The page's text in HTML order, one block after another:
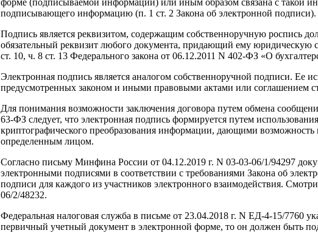
форме (подписываемой информации) или иным образом связана с такой
подписывающего информацию (п. 1 ст. 2 Закона об электронной подписи).
Подпись является реквизитом, содержащим собственноручную роспись
обязательный реквизит любого документа, придающий ему
ст. 10, ч. 8 ст. 13 Федерального закона от 06.12.2011 N 402-ФЗ «О
Электронная подпись является аналогом собственноручной подписи. Ее
предусмотренных законом и иными правовыми актами или соглашением
Для понимания возможности заключения договора путем обмена
63-ФЗ следует, что электронная подпись формируется путем
криптографического преобразования информации, дающими
определенным лицом.
Согласно письму Минфина России от 04.12.2019 г. N 03-03-06/1/94297
электронными подписями в соответствии с требованиями Закона об
подписи для каждого из участников электронного взаимодействия.
06/2/48232.
Федеральная налоговая служба в письме от 23.04.2018 г. N ЕД-4-15/7760
первичный учетный документ в электронной форме, то он должен быть